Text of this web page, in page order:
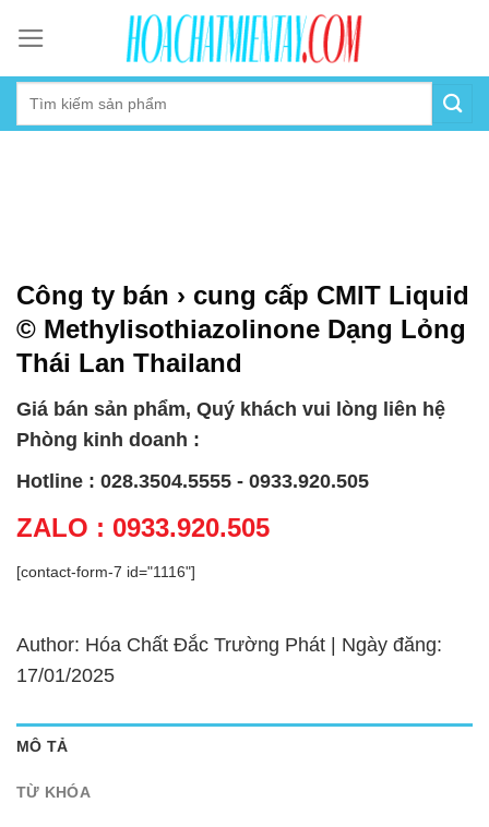
content
Công ty bán › cung cấp CMIT Liquid
© Methylisothiazolinone Dạng Lỏng
Thái Lan Thailand
Giá bán sản phẩm, Quý khách vui lòng liên hệ
Phòng kinh doanh :
Hotline : 028.3504.5555 - 0933.920.505
ZALO : 0933.920.505
[contact-form-7 id="1116"]
Author: Hóa Chất Đắc Trường Phát | Ngày đăng:
17/01/2025
MÔ TẢ
TỪ KHÓA